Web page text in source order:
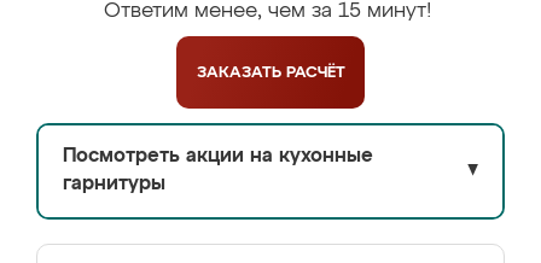
Ответим менее, чем за 15 минут!
ЗАКАЗАТЬ РАСЧЁТ
Посмотреть акции на кухонные
гарнитуры
▼